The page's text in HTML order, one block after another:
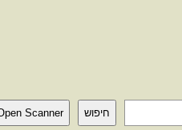
חיפוש Scanner